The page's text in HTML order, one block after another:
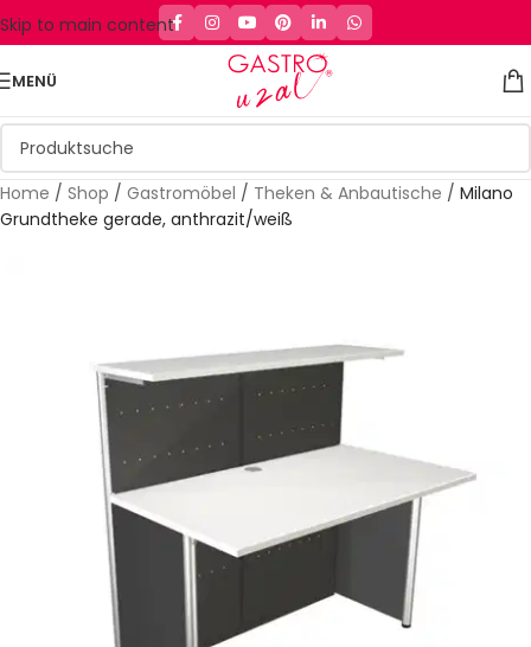
Skip to main content
MENÜ
Home / Shop / Gastromöbel / Theken & Anbautische / Milano
Grundtheke gerade, anthrazit/weiß